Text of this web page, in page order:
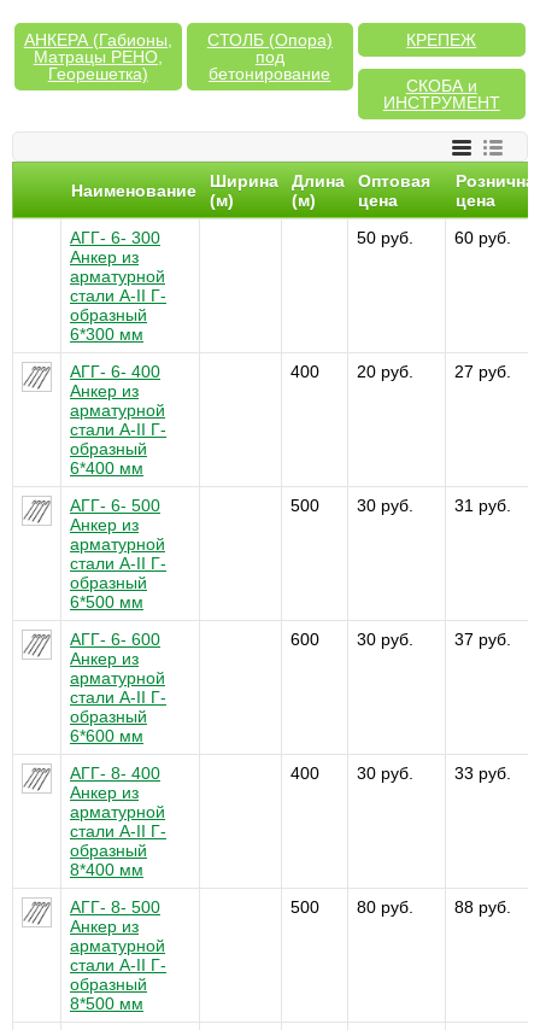
АНКЕРА (Габионы,
Матрацы РЕНО,
Георешетка)
СТОЛБ (Опора)
под
бетонирование
КРЕПЕЖ
СКОБА и
ИНСТРУМЕНТ
Наименование
Ширина
(м)
Длина
(м)
Оптовая
цена
цена
АГГ- 6- 300
Анкер из
арматурной
стали А-II Г-
образный
6*300 мм
50 руб. 60 руб.
АГГ- 6- 400
Анкер из
арматурной
стали А-II Г-
образный
6*400 мм
400 20 руб. 27 руб.
АГГ- 6- 500
Анкер из
арматурной
стали А-II Г-
образный
6*500 мм
500 30 руб. 31 руб.
АГГ- 6- 600
Анкер из
арматурной
стали А-II Г-
образный
6*600 мм
600 30 руб. 37 руб.
АГГ- 8- 400
Анкер из
арматурной
стали А-II Г-
образный
8*400 мм
400 30 руб. 33 руб.
АГГ- 8- 500
Анкер из
арматурной
стали А-II Г-
образный
8*500 мм
500 80 руб. 88 руб.